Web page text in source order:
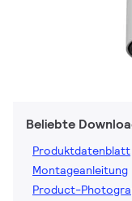
Beliebte
Produktdatenblatt
Montageanleitung
Product-